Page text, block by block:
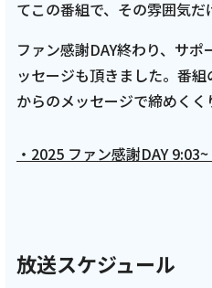
てこの番組で、その雰囲気だ
ファン感謝DAY終わり、サ
ッセージも頂きました。番
からのメッセージで締めくく
・2025 ファン感謝DAY
放送スケジュール